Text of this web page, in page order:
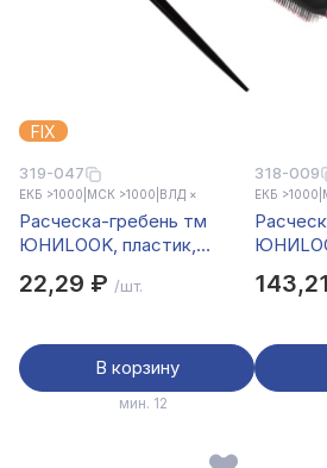
FIX
319-047
ЕКБ >1000 МСК >1000 ВЛД ×
Расческа-гребень тм
ЮНИLOOK, пластик,
22,29 ₽ /шт.
В корзину
мин. 12
318-009
ЕКБ >1000